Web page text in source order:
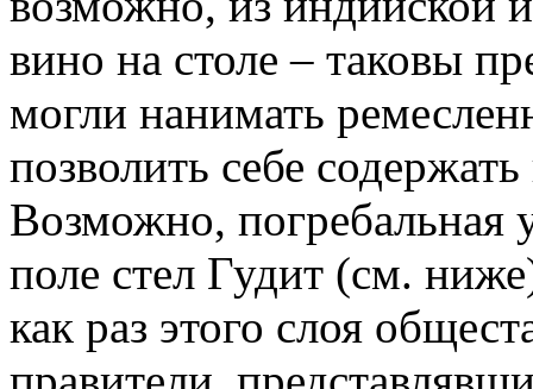
вино на столе – таковы
могли нанимать
позволить себе
Возможно, погребальная
поле стел Гудит (см.
как раз этого слоя